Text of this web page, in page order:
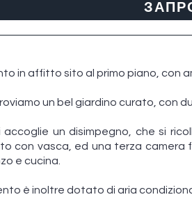
in affitto sito al primo piano, con
un bel giardino curato, con
accoglie un disimpegno, che si
con vasca, ed una terza camera
e cucina.
è inoltre dotato di aria